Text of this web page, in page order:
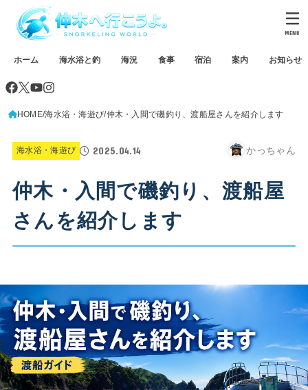
ホーム 海水浴と釣 海況 食事 宿泊 案内 お知らせ
MENU
HOME 海水浴・海遊び 仲木・入間で磯釣り、渡船屋さんを紹介します
海水浴・海遊び 2025.04.14 かっちゃん
仲木・入間で磯釣り、渡船屋
さんを紹介します